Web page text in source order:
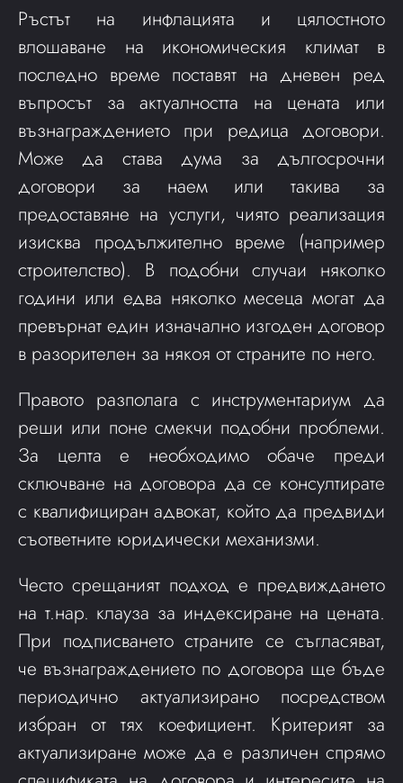
Ръстът на инфлацията и цялостното
влошаване на икономическия климат в
последно време поставят на дневен ред
въпросът за актуалността на цената или
възнаграждението при редица договори.
Може да става дума за дългосрочни
договори за наем или такива за
предоставяне на услуги, чиято реализация
изисква продължително време (например
строителство). В подобни случаи няколко
години или едва няколко месеца могат да
превърнат един изначално изгоден договор
в разорителен за някоя от страните по него.
Правото разполага с инструментариум да
реши или поне смекчи подобни проблеми.
За целта е необходимо обаче преди
сключване на договора да се консултирате
с квалифициран адвокат, който да предвиди
съответните юридически механизми.
Често срещаният подход е предвиждането
на т.нар. клауза за индексиране на цената.
При подписването страните се съгласяват,
че възнаграждението по договора ще бъде
периодично актуализирано посредством
избран от тях коефициент. Критерият за
актуализиране може да е различен спрямо